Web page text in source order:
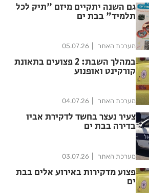
גם השנה יתקיים מיזם "תיק לכל
תלמיד" בבת ים
מערכת האתר 05.07.26
במהלך השבת: 2 פצועים בתאונת
קורקינט ואופנוע
מערכת האתר 04.07.26
צעיר נעצר בחשד לדקירת אביו
בדירה בבת ים
מערכת האתר 03.07.26
פצוע מדקירות באירוע אלים בבת
ים